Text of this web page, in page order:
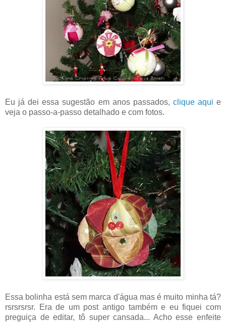
Eu já dei essa sugestão em anos passados, clique aqui e
veja o passo-a-passo detalhado e com fotos.
Essa bolinha está sem marca d'água mas é muito minha tá?
rsrsrsrsr. Era de um post antigo também e eu fiquei com
preguiça de editar, tô super cansada... Acho esse enfeite